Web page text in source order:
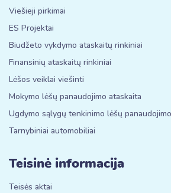
Viešieji pirkimai
ES Projektai
Biudžeto vykdymo ataskaitų rinkiniai
Finansinių ataskaitų rinkiniai
Lėšos veiklai viešinti
Mokymo lėšų panaudojimo ataskaita
Ugdymo sąlygų tenkinimo lėšų
Tarnybiniai automobiliai
Teisinė informacija
Teisės aktai